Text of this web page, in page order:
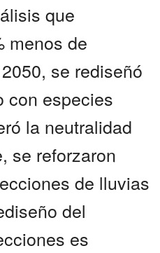
que
menos de
se rediseñó
con especies
la neutralidad
se reforzaron
de lluvias
del
es